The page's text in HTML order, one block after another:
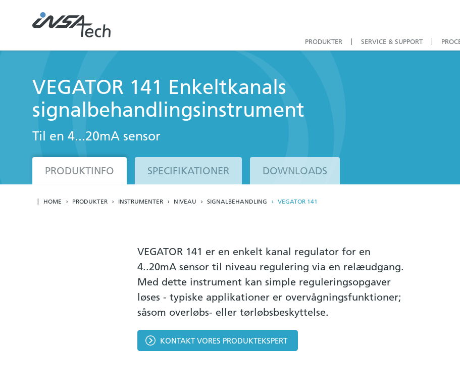
PRODUKTER SERVICE & SUPPORT
VEGATOR 141 Enkeltkanals
signalbehandlingsinstrument
Til en 4...20mA sensor
PRODUKTINFO SPECIFIKATIONER DOWNLOADS
HOME PRODUKTER INSTRUMENTER NIVEAU SIGNALBEHANDLING VEGATOR 141
VEGATOR 141 er en enkelt kanal regulator for en
4..20mA sensor til niveau regulering via en relæudgang.
Med dette instrument kan simple reguleringsopgaver
løses - typiske applikationer er overvågningsfunktioner;
såsom overløbs- eller tørløbsbeskyttelse.
KONTAKT VORES PRODUKTEKSPERT